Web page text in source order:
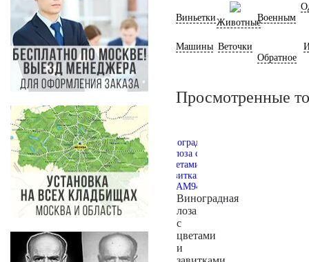
ВиньеткиЖивотныеВоенным
Машины Веточки
Обратное
Просмотренные
Виноградная
лоза
с
цветами
и